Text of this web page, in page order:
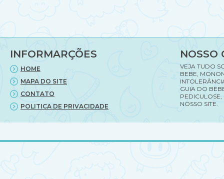
prevenção
INFORMARÇÕES
HOME
MAPA DO SITE
CONTATO
POLITICA DE PRIVACIDADE
NOSSO
VEJA TUDO
BEBE,
GUIA DO
PEDICULOSE,
NOSSO SITE.